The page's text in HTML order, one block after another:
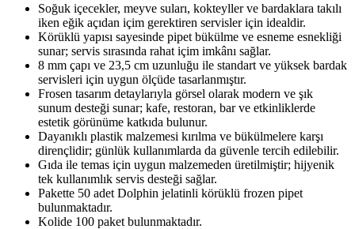
Soğuk içecekler, meyve suları, kokteyller ve bardaklara takılı
iken eğik açıdan içim gerektiren servisler için idealdir.
Körüklü yapısı sayesinde pipet bükülme ve esneme esnekliği
sunar; servis sırasında rahat içim imkânı sağlar.
8 mm çapı ve 23,5 cm uzunluğu ile standart ve yüksek bardak
servisleri için uygun ölçüde tasarlanmıştır.
Frosen tasarım detaylarıyla görsel olarak modern ve şık
sunum desteği sunar; kafe, restoran, bar ve etkinliklerde
estetik görünüme katkıda bulunur.
Dayanıklı plastik malzemesi kırılma ve bükülmelere karşı
dirençlidir; günlük kullanımlarda da güvenle tercih edilebilir.
Gıda ile temas için uygun malzemeden üretilmiştir; hijyenik
tek kullanımlık servis desteği sağlar.
Pakette 50 adet Dolphin jelatinli körüklü frozen pipet
bulunmaktadır.
Kolide 100 paket bulunmaktadır.